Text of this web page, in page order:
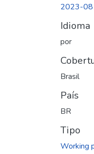
2023-08
Idioma
por
Brasil
País
BR
Tipo
Working